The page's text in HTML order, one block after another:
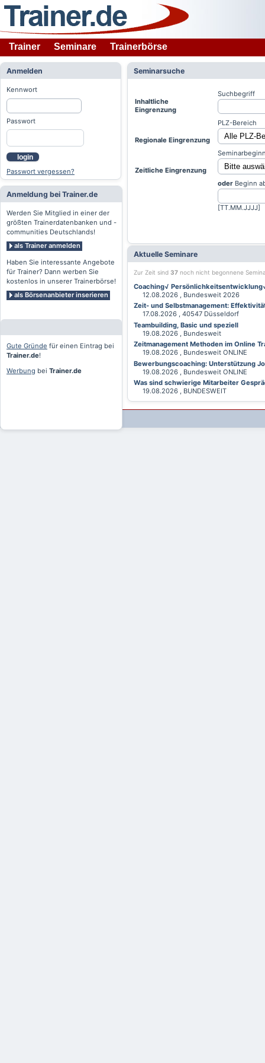
Trainer Seminare Trainerbörse
Anmelden
Kennwort
Passwort
login
Passwort vergessen?
Anmeldung bei Trainer.de
Werden Sie Mitglied in einer der
größten Trainerdatenbanken und -
communities Deutschlands!
als Trainer anmelden
Haben Sie interessante Angebote
für Trainer? Dann werben Sie
kostenlos in unserer Trainerbörse!
als Börsenanbieter inserieren
Gute Gründe für einen Eintrag bei
Trainer.de!
Werbung bei Trainer.de
Seminarsuche
Inhaltliche
Eingrenzung
Suchbegriff
Regionale Eingrenzung
PLZ-Bereich
Zeitliche Eingrenzung
oder Beginn
[TT.MM.JJJJ]
Aktuelle Seminare
Zur Zeit sind 37 noch nicht begonnene
Coaching√
12.08.2026 , Bundesweit 2026
Zeit- und Selbstmanagement:
17.08.2026 , 40547 Düsseldorf
Teambuilding, Basic und speziell
19.08.2026 , Bundesweit
Zeitmanagement Methoden im Online
19.08.2026 , Bundesweit ONLINE
Bewerbungscoaching: Unterstützung
19.08.2026 , Bundesweit ONLINE
Was sind schwierige Mitarbeiter
19.08.2026 , BUNDESWEIT